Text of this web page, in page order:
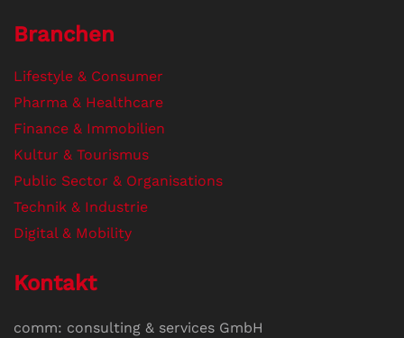
Branchen
Lifestyle & Consumer
Pharma & Healthcare
Finance & Immobilien
Kultur & Tourismus
Public Sector & Organisations
Technik & Industrie
Digital & Mobility
Kontakt
comm: consulting & services GmbH